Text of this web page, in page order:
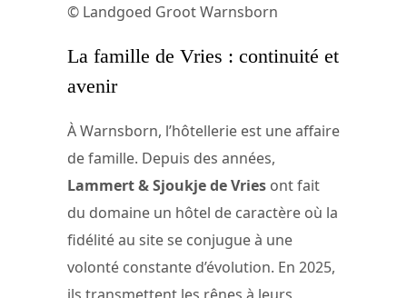
© Landgoed Groot Warnsborn
La famille de Vries : continuité et
avenir
À Warnsborn, l’hôtellerie est une affaire
de famille. Depuis des années,
Lammert & Sjoukje de Vries ont fait
du domaine un hôtel de caractère où la
fidélité au site se conjugue à une
volonté constante d’évolution. En 2025,